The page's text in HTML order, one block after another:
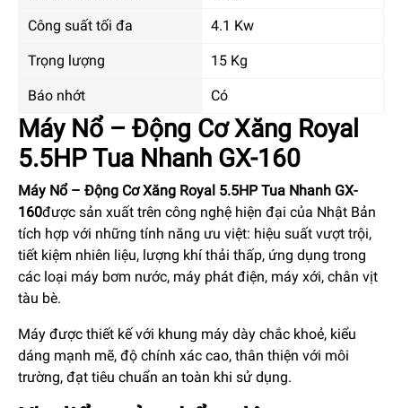
Công suất tối đa 4.1 Kw
Trọng lượng 15 Kg
Báo nhớt Có
Máy Nổ – Động Cơ Xăng Royal
5.5HP Tua Nhanh GX-160
Máy Nổ – Động Cơ Xăng Royal 5.5HP Tua Nhanh GX-
160được sản xuất trên công nghệ hiện đại của Nhật Bản
tích hợp với những tính năng ưu việt: hiệu suất vượt trội,
tiết kiệm nhiên liệu, lượng khí thải thấp, ứng dụng trong
các loại máy bơm nước, máy phát điện, máy xới, chân vịt
tàu bè.
Máy được thiết kế với khung máy dày chắc khoẻ, kiểu
dáng mạnh mẽ, độ chính xác cao, thân thiện với môi
trường, đạt tiêu chuẩn an toàn khi sử dụng.